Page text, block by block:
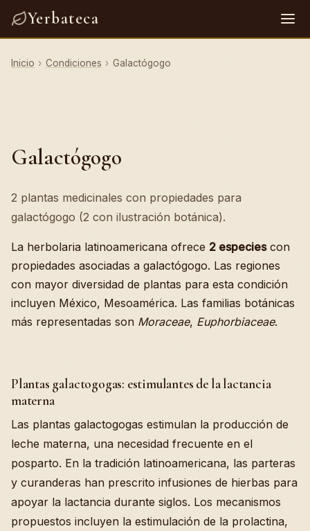
Yerbateca
Inicio › Condiciones › Galactógogo
Galactógogo
2 plantas medicinales con propiedades para
galactógogo (2 con ilustración botánica).
La herbolaria latinoamericana ofrece 2 especiescon
propiedades asociadas a galactógogo. Las regiones
con mayor diversidad de plantas para esta condición
incluyen México, Mesoamérica. Las familias botánicas
más representadas son Moraceae, Euphorbiaceae.
Plantas galactogogas: estimulantes de la lactancia
materna
Las plantas galactogogas estimulan la producción de
leche materna, una necesidad frecuente en el
posparto. En la tradición latinoamericana, las parteras
y curanderas han prescrito infusiones de hierbas para
apoyar la lactancia durante siglos. Los mecanismos
propuestos incluyen la estimulación de la prolactina,